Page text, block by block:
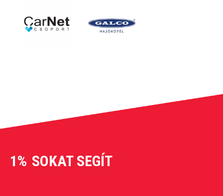
1% SOKAT SEGÍT